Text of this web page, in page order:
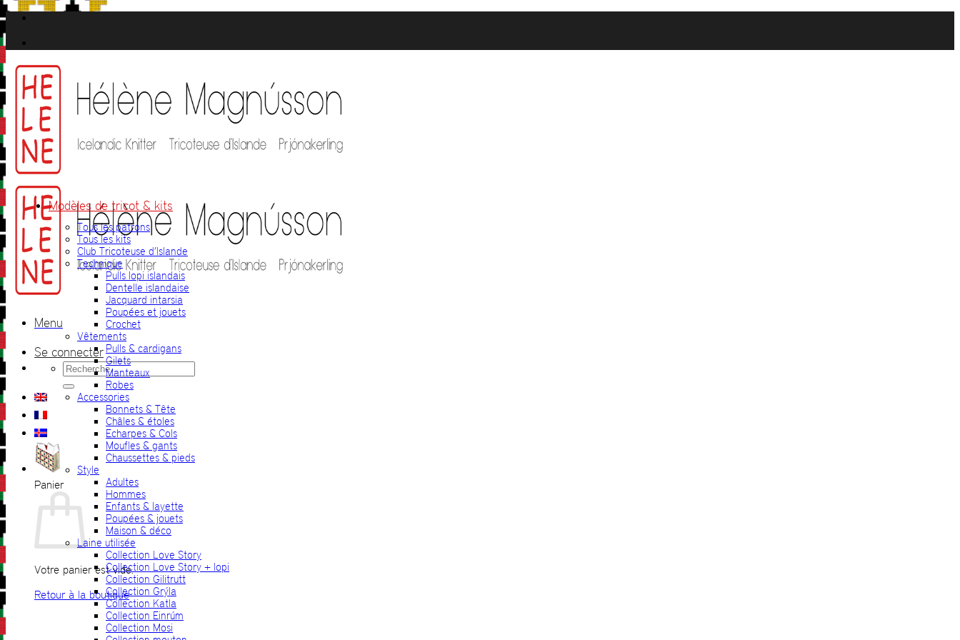
Passer
au
contenu
Menu
Se connecter
Recherche
pour :
Panier
Votre panier est vide.
Retour à la boutique
Modèles de tricot & kits
Tous les patrons
Tous les kits
Club Tricoteuse d’Islande
Technique
Pulls lopi islandais
Dentelle islandaise
Jacquard intarsia
Poupées et jouets
Crochet
Vêtements
Pulls & cardigans
Gilets
Manteaux
Robes
Accessories
Bonnets & Tête
Châles & étoles
Echarpes & Cols
Moufles & gants
Chaussettes & pieds
Style
Adultes
Hommes
Enfants & layette
Poupées & jouets
Maison & déco
Laine utilisée
Collection Love Story
Collection Love Story + lopi
Collection Gilitrutt
Collection Grýla
Collection Katla
Collection Einrúm
Collection Mosi